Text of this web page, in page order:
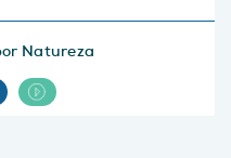
Natureza